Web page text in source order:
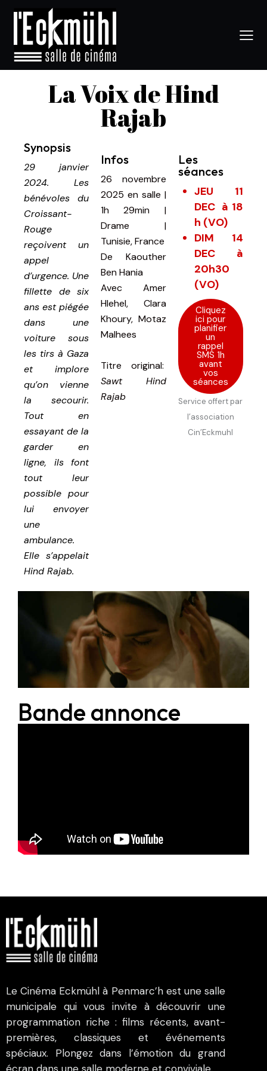
La Voix de Hind
Rajab
Synopsis
29 janvier
2024. Les
bénévoles du
Croissant-
Rouge
reçoivent un
appel
d’urgence. Une
fillette de six
ans est piégée
dans une
voiture sous
les tirs à Gaza
et implore
qu’on vienne
la secourir.
Tout en
essayant de la
garder en
ligne, ils font
tout leur
possible pour
lui envoyer
une
ambulance.
Elle s’appelait
Hind Rajab.
Infos
26 novembre
2025en salle |
1h 29min |
Drame |
Tunisie, France
De Kaouther
Ben Hania
Avec Amer
Hlehel, Clara
Khoury, Motaz
Malhees
Titre original:
Sawt Hind
Rajab
Les
séances
JEU 11
DEC à 18
h (VO)
DIM 14
DEC à
20h30
(VO)
Cliquez
ici pour
planifier
un
rappel
SMS 1h
avant
vos
séances
Service offert par
l’association
Cin’Eckmuhl
Bande annonce
Le Cinéma Eckmühl à Penmarc’h est une salle
municipale qui vous invite à découvrir une
programmation riche : films récents, avant-
premières, classiques et événements
spéciaux. Plongez dans l’émotion du grand